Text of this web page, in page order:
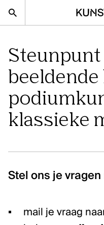
Advies
Calls
Agenda
Stel ons je vraag
Beeldende kunsten
klassieke
Stel ons je
mail je vraag